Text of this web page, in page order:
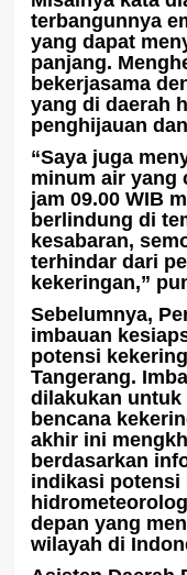
terbangunnya
yang dapat
panjang.
bekerjasama
yang di daerah
penghijauan
“Saya juga
minum air yang
jam 09.00 WIB
berlindung di
kesabaran,
terhindar dari
kekeringan,”
Sebelumnya,
imbauan
potensi
Tangerang.
dilakukan untuk
bencana
akhir ini
berdasarkan
indikasi potensi
depan yang
wilayah di